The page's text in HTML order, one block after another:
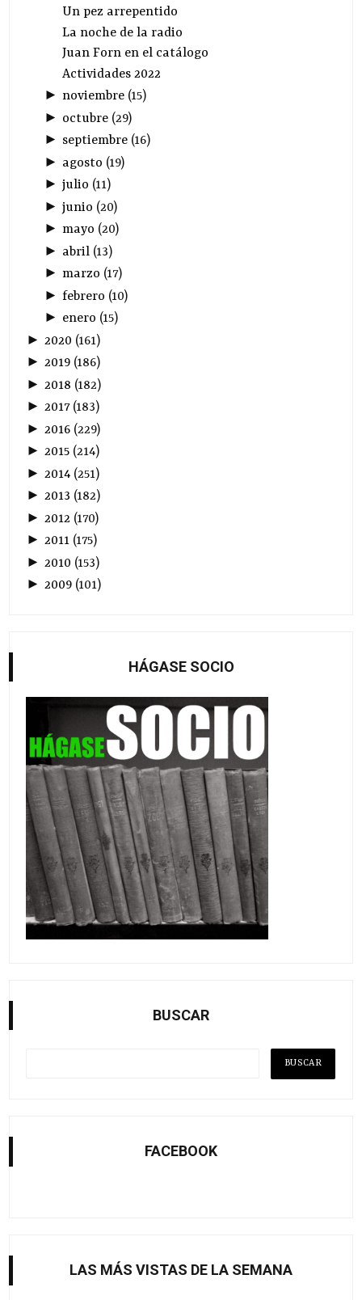
Un pez arrepentido
La noche de la radio
Juan Forn en el catálogo
Actividades 2022
► noviembre(15)
► octubre(29)
► septiembre(16)
► agosto (19)
► julio (11)
► junio (20)
► mayo (20)
► abril(13)
► marzo (17)
► febrero (10)
► enero (15)
► 2020 (161)
►2019 (186)
► 2018 (182)
►2017(183)
► 2016 (229)
►2015 (214)
► 2014 (251)
►2013 (182)
► 2012 (170)
►2011 (175)
► 2010 (153)
►2009 (101)
HÁGASE SOCIO
BUSCAR
FACEBOOK
LAS MÁS VISTAS DE LA SEMANA